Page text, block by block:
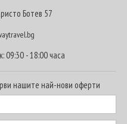
Ботев 57
09:30 - 18:00 часа
нашите най-нови оферти